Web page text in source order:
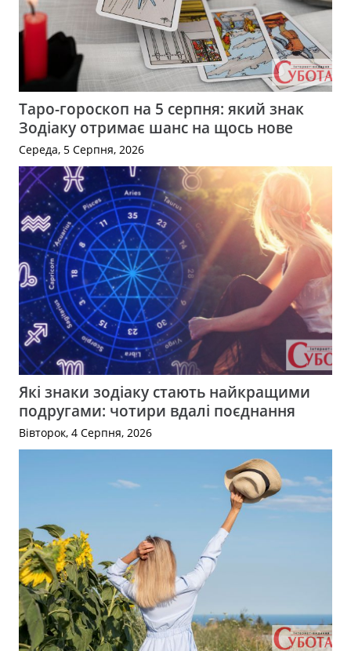
Таро-гороскоп на 5 серпня: який знак
Зодіаку отримає шанс на щось нове
Середа, 5 Серпня, 2026
Які знаки зодіаку стають найкращими
подругами: чотири вдалі поєднання
Вівторок, 4 Серпня, 2026